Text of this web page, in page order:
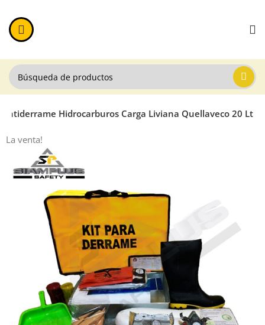
Hidrocarburos Carga Liviana Quellaveco 20 Lt
La venta!